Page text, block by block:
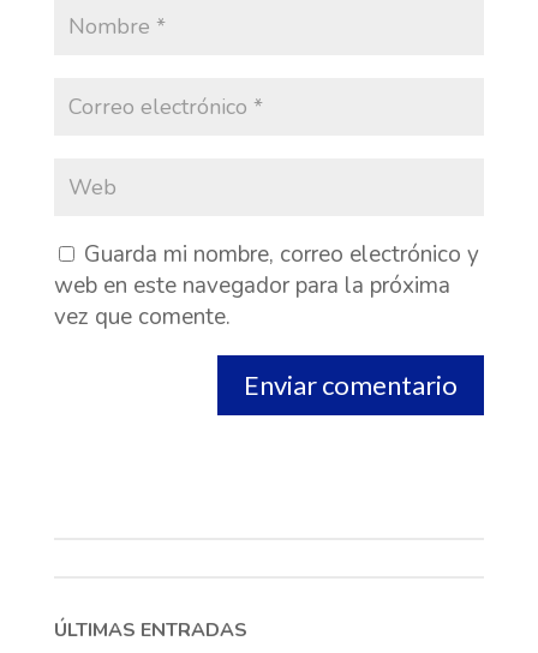
Guarda mi nombre, correo electrónico y
web en este navegador para la próxima
vez que comente.
ÚLTIMAS ENTRADAS